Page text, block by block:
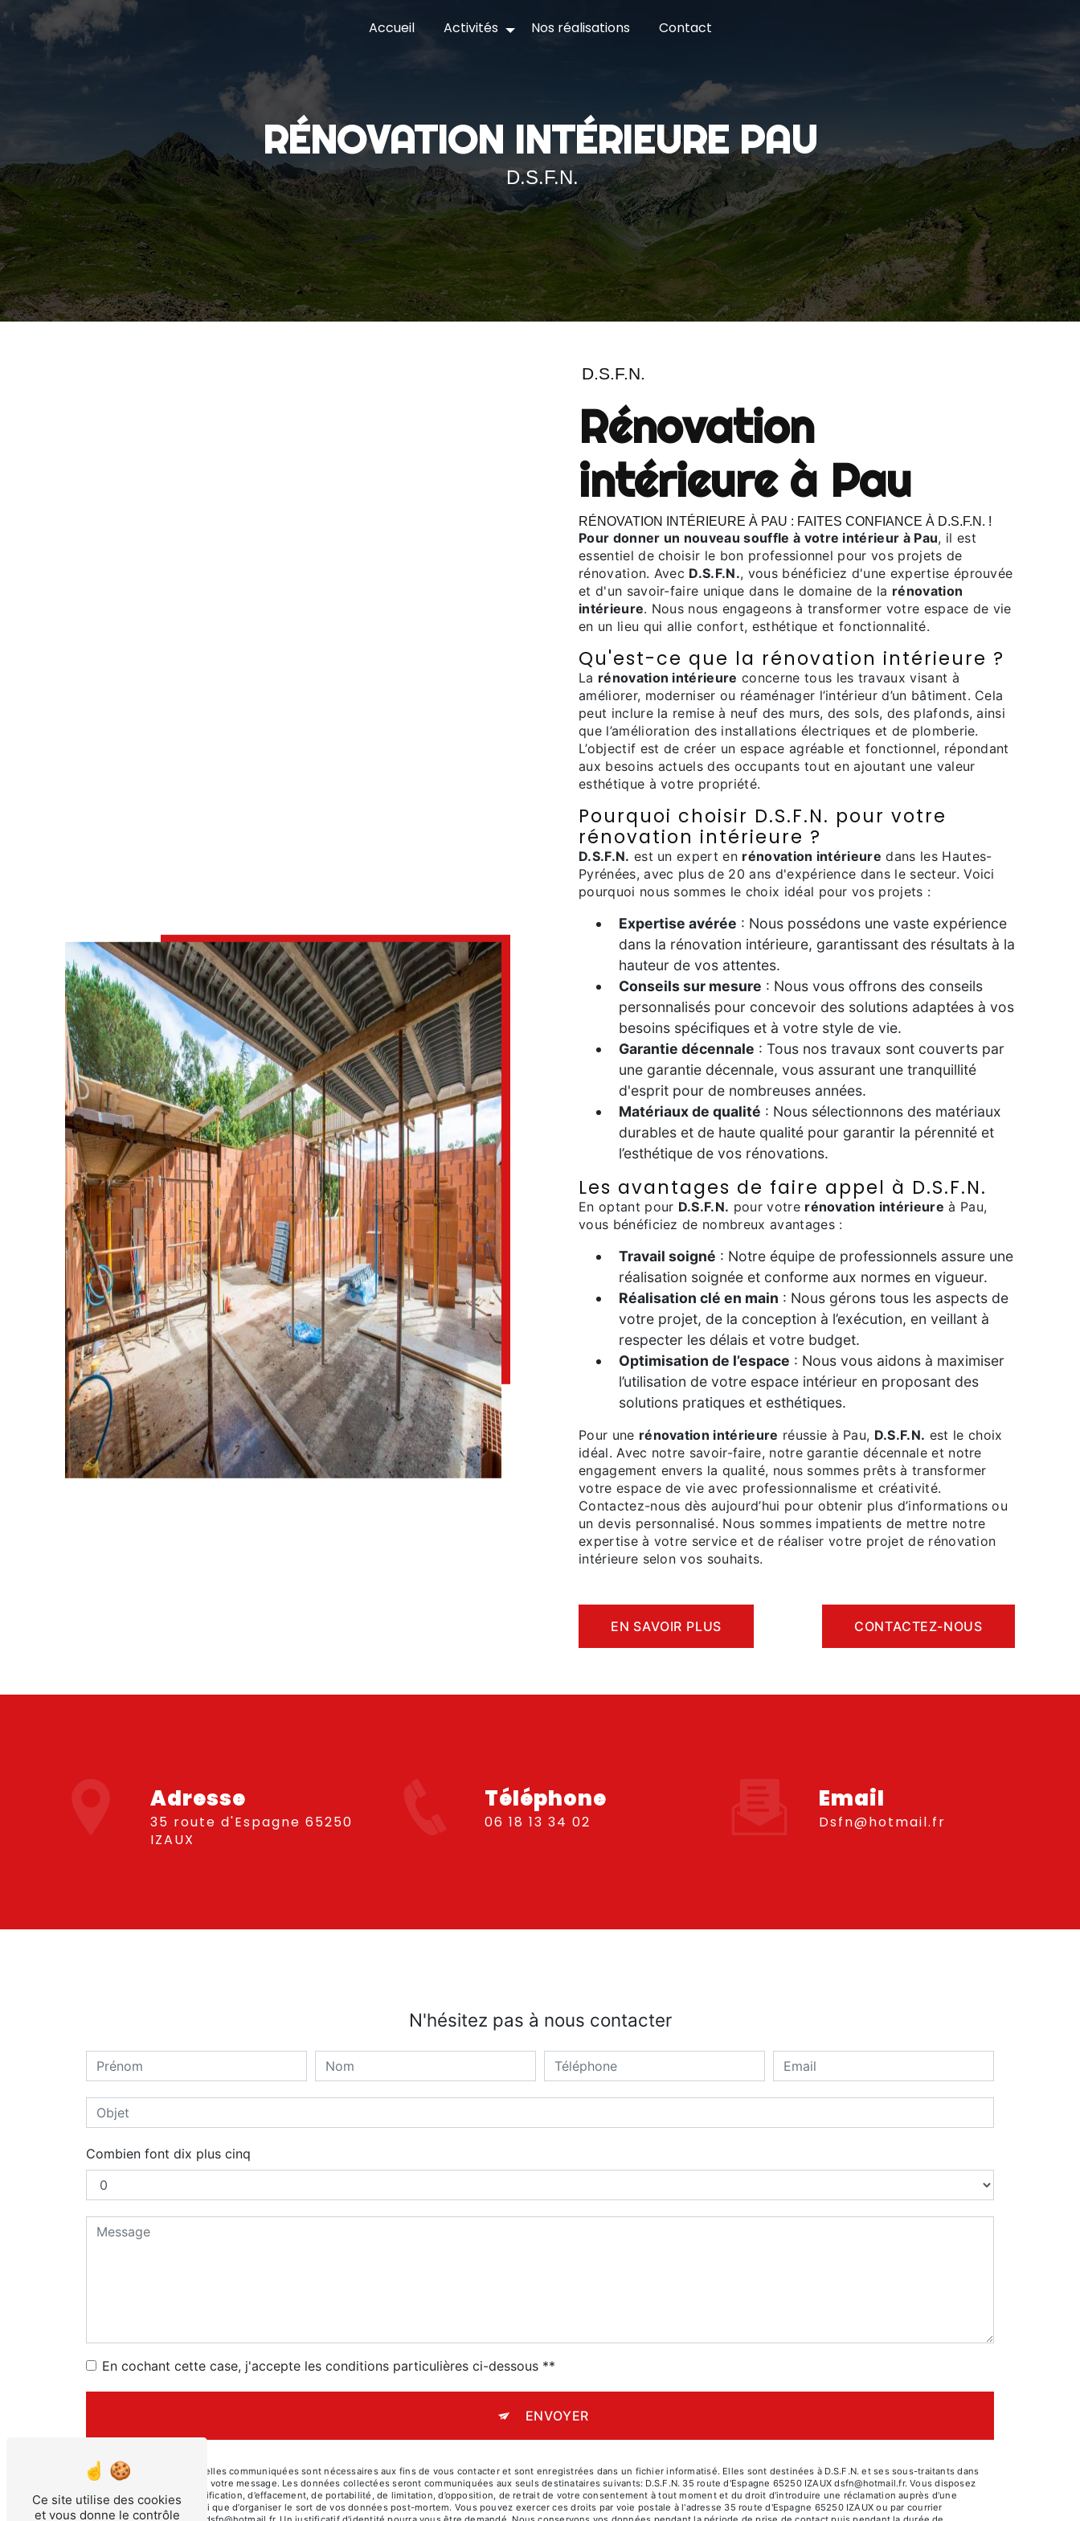
Accueil Activités Nos réalisations Contact
RÉNOVATION INTÉRIEURE PAU
D.S.F.N.
D.S.F.N.
rénovation
intérieure à Pau
RÉNOVATION INTÉRIEURE À PAU : FAITES CONFIANCE À D.S.F.N. !
Pour donner un nouveau souffle à votre intérieur à Pau, il est
essentiel de choisir le bon professionnel pour vos projets de
rénovation. Avec D.S.F.N., vous bénéficiez d'une expertise éprouvée
et d'un savoir-faire unique dans le domaine de la rénovation
intérieure. Nous nous engageons à transformer votre espace de vie
en un lieu qui allie confort, esthétique et fonctionnalité.
Qu'est-ce que la rénovation intérieure ?
La rénovation intérieure concerne tous les travaux visant à
améliorer, moderniser ou réaménager l’intérieur d’un bâtiment. Cela
peut inclure la remise à neuf des murs, des sols, des plafonds, ainsi
que l’amélioration des installations électriques et de plomberie.
L’objectif est de créer un espace agréable et fonctionnel, répondant
aux besoins actuels des occupants tout en ajoutant une valeur
esthétique à votre propriété.
Pourquoi choisir D.S.F.N. pour votre
rénovation intérieure ?
D.S.F.N. est un expert en rénovation intérieure dans les Hautes-
Pyrénées, avec plus de 20 ans d'expérience dans le secteur. Voici
pourquoi nous sommes le choix idéal pour vos projets :
Expertise avérée : Nous possédons une vaste expérience
dans la rénovation intérieure, garantissant des résultats à la
hauteur de vos attentes.
Conseils sur mesure : Nous vous offrons des conseils
personnalisés pour concevoir des solutions adaptées à vos
besoins spécifiques et à votre style de vie.
Garantie décennale : Tous nos travaux sont couverts par
une garantie décennale, vous assurant une tranquillité
d'esprit pour de nombreuses années.
Matériaux de qualité : Nous sélectionnons des matériaux
durables et de haute qualité pour garantir la pérennité et
l’esthétique de vos rénovations.
Les avantages de faire appel à D.S.F.N.
En optant pour D.S.F.N. pour votre rénovation intérieure à Pau,
vous bénéficiez de nombreux avantages :
Travail soigné : Notre équipe de professionnels assure une
réalisation soignée et conforme aux normes en vigueur.
Réalisation clé en main : Nous gérons tous les aspects de
votre projet, de la conception à l’exécution, en veillant à
respecter les délais et votre budget.
Optimisation de l’espace : Nous vous aidons à maximiser
l’utilisation de votre espace intérieur en proposant des
solutions pratiques et esthétiques.
Pour une rénovation intérieure réussie à Pau, D.S.F.N. est le choix
idéal. Avec notre savoir-faire, notre garantie décennale et notre
engagement envers la qualité, nous sommes prêts à transformer
votre espace de vie avec professionnalisme et créativité.
Contactez-nous dès aujourd’hui pour obtenir plus d’informations ou
un devis personnalisé. Nous sommes impatients de mettre notre
expertise à votre service et de réaliser votre projet de rénovation
intérieure selon vos souhaits.
EN SAVOIR PLUS CONTACTEZ-NOUS
Adresse
35 route d'Espagne 65250
IZAUX
Téléphone
06 18 13 34 02
Email
dsfn@hotmail.fr
N'hésitez pas à nous contacter
Combien font dix plus cinq
En cochant cette case, j'accepte les conditions particulières ci-dessous **
ENVOYER
** Les données personnelles communiquées sont nécessaires aux fins de vous contacter et sont enregistrées dans un fichier informatisé. Elles sont destinées à D.S.F.N. et ses sous-traitants dans
le seul but de répondre à votre message. Les données collectées seront communiquées aux seuls destinataires suivants: D.S.F.N. 35 route d'Espagne 65250 IZAUX dsfn@hotmail.fr. Vous disposez
de droits d’accès, de rectification, d’effacement, de portabilité, de limitation, d’opposition, de retrait de votre consentement à tout moment et du droit d’introduire une réclamation auprès d’une
autorité de contrôle, ainsi que d’organiser le sort de vos données post-mortem. Vous pouvez exercer ces droits par voie postale à l'adresse 35 route d'Espagne 65250 IZAUX ou par courrier
Panneau de gestion des cookies
Ce site utilise des cookies
et vous donne le contrôle